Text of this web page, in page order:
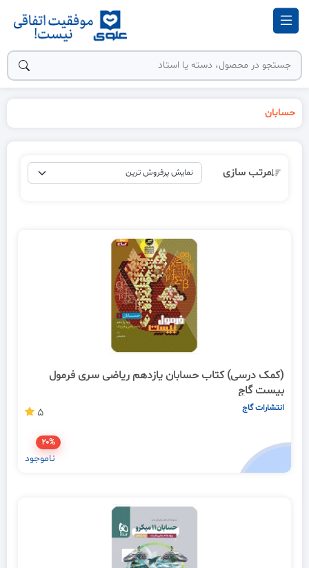
حسابان
مرتب سازی
(کمک درسی) کتاب حسابان یازدهم ریاضی سری فرمول
بیست گاج
انتشارات گاج 5
20%
ناموجود